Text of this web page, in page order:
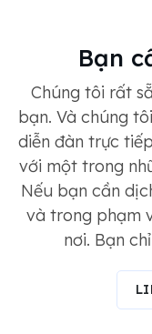
Bạn
Chúng tôi rất
bạn. Và chúng
diễn đàn trực
với một trong
Nếu bạn cần
và trong phạm
nơi. Bạn